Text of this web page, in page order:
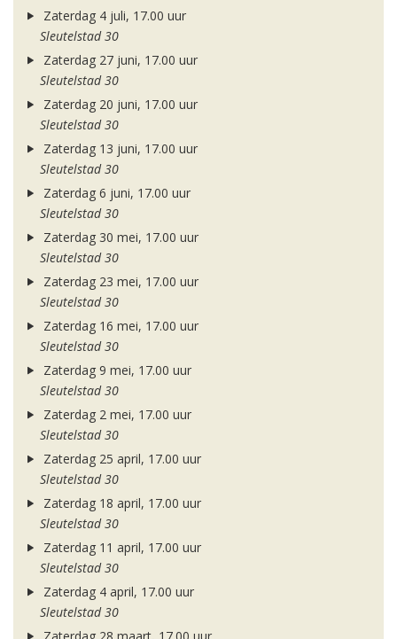
Zaterdag 4 juli, 17.00 uur
Sleutelstad 30
Zaterdag 27 juni, 17.00 uur
Sleutelstad 30
Zaterdag 20 juni, 17.00 uur
Sleutelstad 30
Zaterdag 13 juni, 17.00 uur
Sleutelstad 30
Zaterdag 6 juni, 17.00 uur
Sleutelstad 30
Zaterdag 30 mei, 17.00 uur
Sleutelstad 30
Zaterdag 23 mei, 17.00 uur
Sleutelstad 30
Zaterdag 16 mei, 17.00 uur
Sleutelstad 30
Zaterdag 9 mei, 17.00 uur
Sleutelstad 30
Zaterdag 2 mei, 17.00 uur
Sleutelstad 30
Zaterdag 25 april, 17.00 uur
Sleutelstad 30
Zaterdag 18 april, 17.00 uur
Sleutelstad 30
Zaterdag 11 april, 17.00 uur
Sleutelstad 30
Zaterdag 4 april, 17.00 uur
Sleutelstad 30